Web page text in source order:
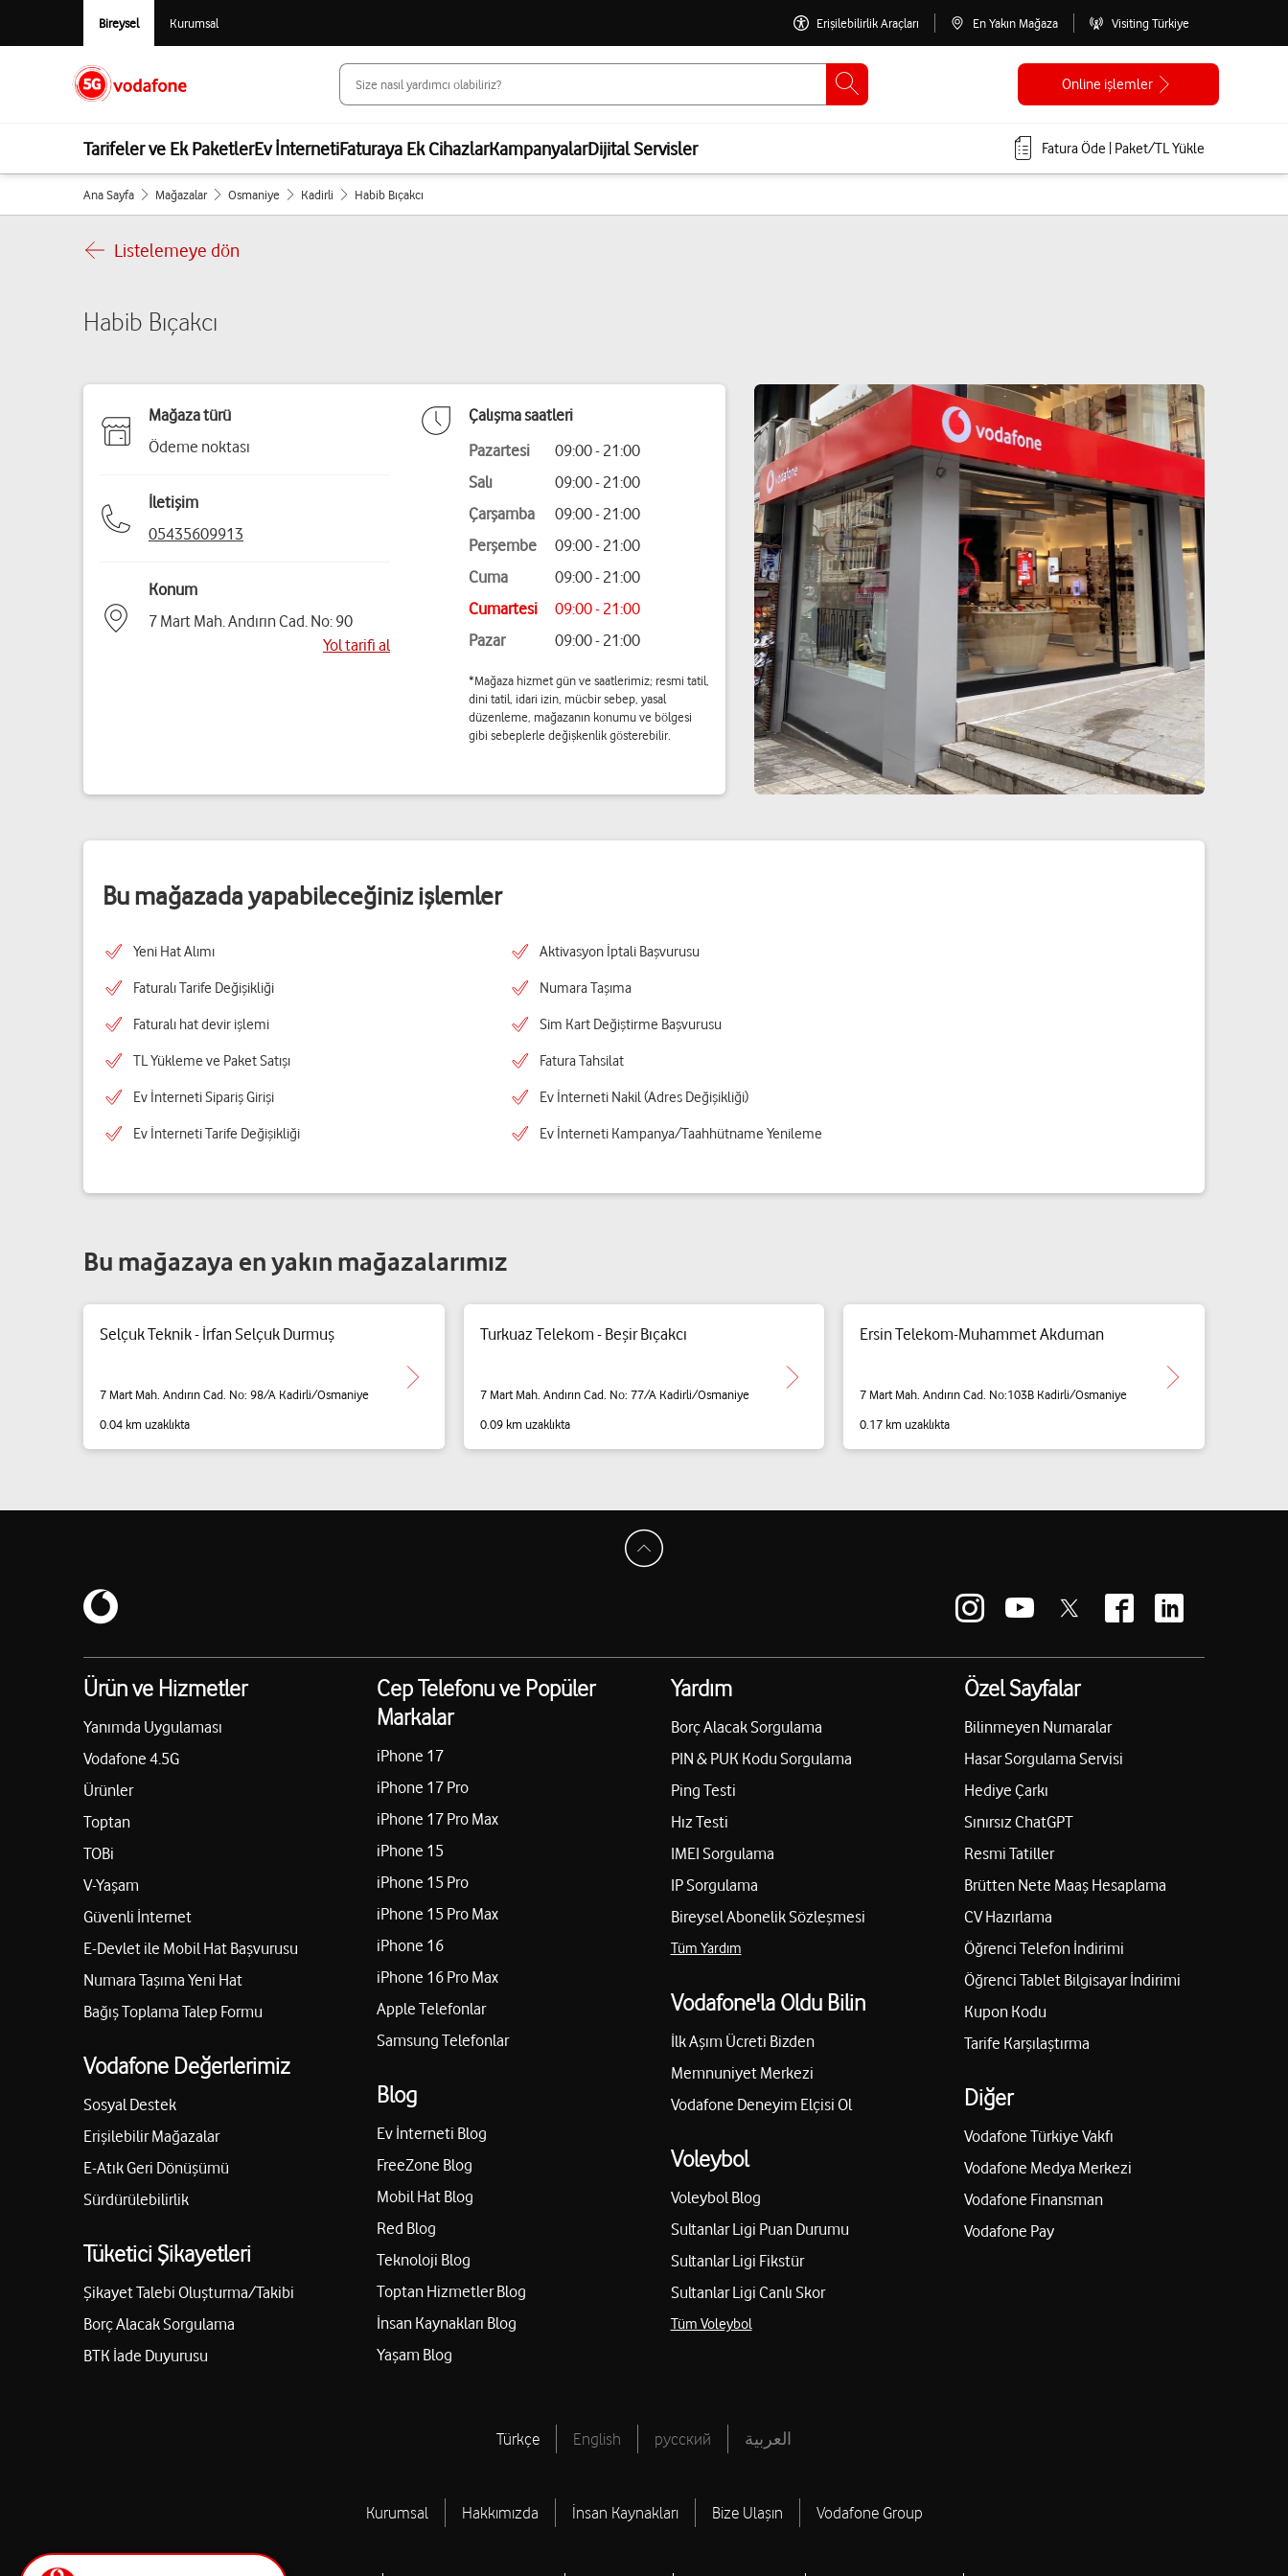
Bireysel Kurumsal Erişilebilirlik Araçları En Yakın Mağaza Visiting Türkiye
Online işlemler
Tarifeler ve Ek PaketlerEv İnternetiFaturaya Ek CihazlarKampanyalarDijital Servisler Fatura Öde | Paket/TL Yükle
Ana Sayfa Mağazalar Osmaniye Kadirli Habib Bıçakcı
Listelemeye dön
Habib Bıçakcı
Mağaza türü
Ödeme noktası
İletişim
05435609913
Konum
7 Mart Mah. Andırın Cad. No: 90
Yol tarifi al
Çalışma saatleri
Pazartesi
09:00 - 21:00
Salı
09:00 - 21:00
Çarşamba
09:00 - 21:00
Perşembe
09:00 - 21:00
Cuma
09:00 - 21:00
Cumartesi
09:00 - 21:00
Pazar
09:00 - 21:00
*Mağaza hizmet gün ve saatlerimiz; resmi tatil,
dini tatil, idari izin, mücbir sebep, yasal
düzenleme, mağazanın konumu ve bölgesi
gibi sebeplerle değişkenlik gösterebilir.
Bu mağazada yapabileceğiniz işlemler
Yeni Hat Alımı Aktivasyon İptali Başvurusu
Faturalı Tarife Değişikliği Numara Taşıma
Faturalı hat devir işlemi Sim Kart Değiştirme Başvurusu
TL Yükleme ve Paket Satışı Fatura Tahsilat
Ev İnterneti Sipariş Girişi Ev İnterneti Nakil (Adres Değişikliği)
Ev İnterneti Tarife Değişikliği Ev İnterneti Kampanya/Taahhütname Yenileme
Bu mağazaya en yakın mağazalarımız
Selçuk Teknik - İrfan Selçuk Durmuş
7 Mart Mah. Andırın Cad. No: 98/A Kadirli/Osmaniye
0.04 km uzaklıkta
Turkuaz Telekom - Beşir Bıçakcı
7 Mart Mah. Andırın Cad. No: 77/A Kadirli/Osmaniye
0.09 km uzaklıkta
Ersin Telekom-Muhammet Akduman
7 Mart Mah. Andırın Cad. No:103B Kadirli/Osmaniye
0.17 km uzaklıkta
Ürün ve Hizmetler
Yanımda Uygulaması
Vodafone 4.5G
Ürünler
Toptan
TOBi
V-Yaşam
Güvenli İnternet
E-Devlet ile Mobil Hat Başvurusu
Numara Taşıma Yeni Hat
Bağış Toplama Talep Formu
Vodafone Değerlerimiz
Sosyal Destek
Erişilebilir Mağazalar
E-Atık Geri Dönüşümü
Sürdürülebilirlik
Tüketici Şikayetleri
Şikayet Talebi Oluşturma/Takibi
Borç Alacak Sorgulama
BTK İade Duyurusu
Cep Telefonu ve Popüler
Markalar
iPhone 17
iPhone 17 Pro
iPhone 17 Pro Max
iPhone 15
iPhone 15 Pro
iPhone 15 Pro Max
iPhone 16
iPhone 16 Pro Max
Apple Telefonlar
Samsung Telefonlar
Blog
Ev İnterneti Blog
FreeZone Blog
Mobil Hat Blog
Red Blog
Teknoloji Blog
Toptan Hizmetler Blog
İnsan Kaynakları Blog
Yaşam Blog
Yardım
Borç Alacak Sorgulama
PIN & PUK Kodu Sorgulama
Ping Testi
Hız Testi
IMEI Sorgulama
IP Sorgulama
Bireysel Abonelik Sözleşmesi
Tüm Yardım
Vodafone'la Oldu Bilin
İlk Aşım Ücreti Bizden
Memnuniyet Merkezi
Vodafone Deneyim Elçisi Ol
Voleybol
Voleybol Blog
Sultanlar Ligi Puan Durumu
Sultanlar Ligi Fikstür
Sultanlar Ligi Canlı Skor
Tüm Voleybol
Özel Sayfalar
Bilinmeyen Numaralar
Hasar Sorgulama Servisi
Hediye Çarkı
Sınırsız ChatGPT
Resmi Tatiller
Brütten Nete Maaş Hesaplama
CV Hazırlama
Öğrenci Telefon İndirimi
Öğrenci Tablet Bilgisayar İndirimi
Kupon Kodu
Tarife Karşılaştırma
Diğer
Vodafone Türkiye Vakfı
Vodafone Medya Merkezi
Vodafone Finansman
Vodafone Pay
Türkçe English русский العربية
Kurumsal Hakkımızda İnsan Kaynakları Bize Ulaşın Vodafone Group